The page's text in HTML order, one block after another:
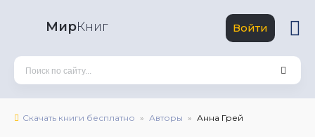
МирКниг Войти
Скачать книги бесплатно Авторы Анна Грей